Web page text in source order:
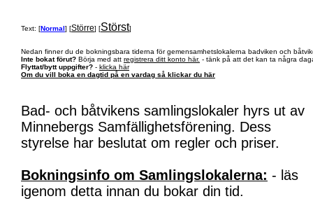
Text: [Normal] [Större] [Störst]
Nedan finner du de bokningsbara tiderna för gemensamhetslokalerna badviken och
Inte bokat förut? Börja med att registrera ditt konto här. - tänk på att det kan ta några
Flyttat/bytt uppgifter? - klicka här
Om du vill boka en dagtid på en vardag så klickar du här
Bad- och båtvikens samlingslokaler hyrs ut av
Minnebergs Samfällighetsförening. Dess
styrelse har beslutat om regler och priser.
Bokningsinfo om Samlingslokalerna: - läs
igenom detta innan du bokar din tid.